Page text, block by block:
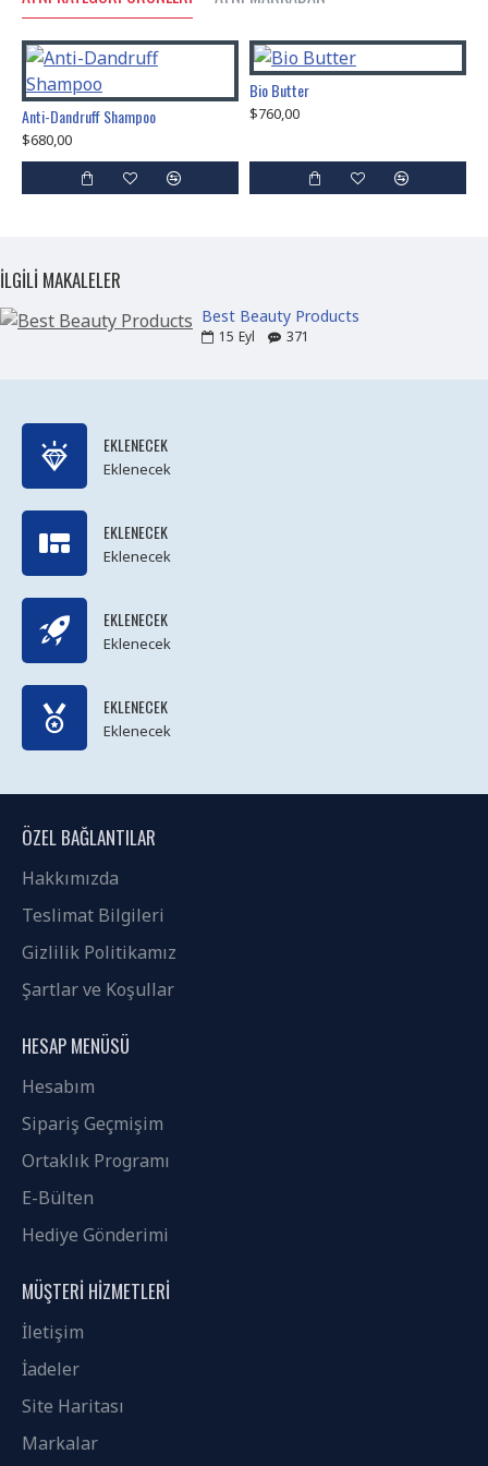
Anti-Dandruff Shampoo
$680,00
Bio Butter
$760,00
İLGILI MAKALELER
Best Beauty Products
15 Eyl 371
EKLENECEK
Eklenecek
EKLENECEK
Eklenecek
EKLENECEK
Eklenecek
EKLENECEK
Eklenecek
ÖZEL BAĞLANTILAR
Hakkımızda
Teslimat Bilgileri
Gizlilik Politikamız
Şartlar ve Koşullar
HESAP MENÜSÜ
Hesabım
Sipariş Geçmişim
Ortaklık Programı
E-Bülten
Hediye Gönderimi
MÜŞTERI HIZMETLERI
İletişim
İadeler
Site Haritası
Markalar